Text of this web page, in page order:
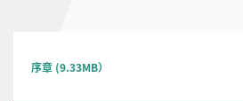
序章 (9.33MB）